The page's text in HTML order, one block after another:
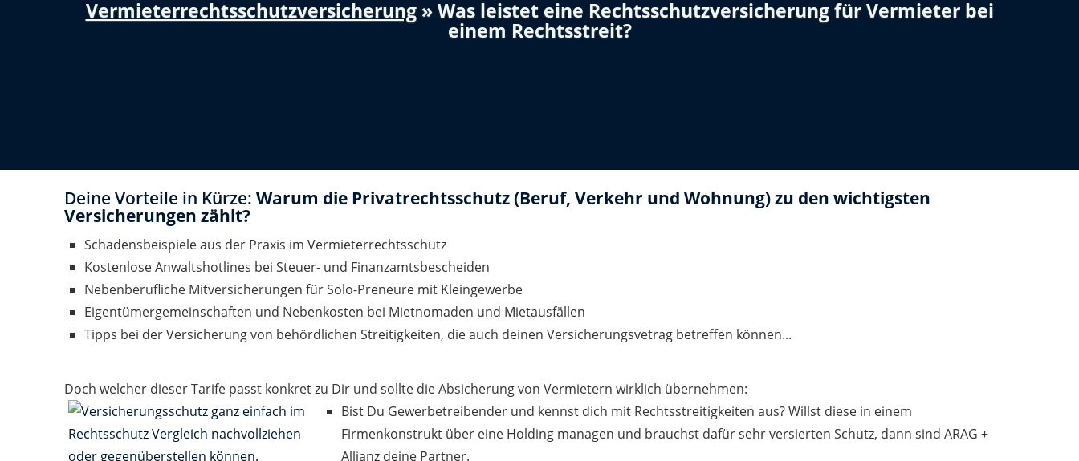
Vermieterrechtsschutzversicherung» Was leistet eine Rechtsschutzversicherung für Vermieter bei
einem Rechtsstreit?
Deine Vorteile in Kürze: Warum die Privatrechtsschutz (Beruf, Verkehr und Wohnung) zu den wichtigsten
Versicherungen zählt?
Schadensbeispiele aus der Praxis im Vermieterrechtsschutz
Kostenlose Anwaltshotlines bei Steuer- und Finanzamtsbescheiden
Nebenberufliche Mitversicherungen für Solo-Preneure mit Kleingewerbe
Eigentümergemeinschaften und Nebenkosten bei Mietnomaden und Mietausfällen
Tipps bei der Versicherung von behördlichen Streitigkeiten, die auch deinen Versicherungsvetrag betreffen können...
Doch welcher dieser Tarife passt konkret zu Dir und sollte die Absicherung von Vermietern wirklich übernehmen:
Bist Du Gewerbetreibender und kennst dich mit Rechtsstreitigkeiten aus? Willst diese in einem
Firmenkonstrukt über eine Holding managen und brauchst dafür sehr versierten Schutz, dann sind ARAG +
Allianz deine Partner.